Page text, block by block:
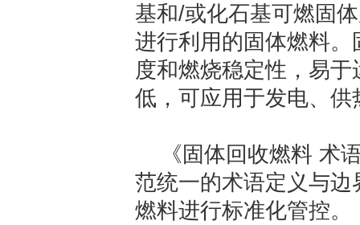
基和/或化石基可燃固
进行利用的固体燃料
度和燃烧稳定性，易
低，可应用于发电、
《固体回收燃料 术
范统一的术语定义与
燃料进行标准化管控。